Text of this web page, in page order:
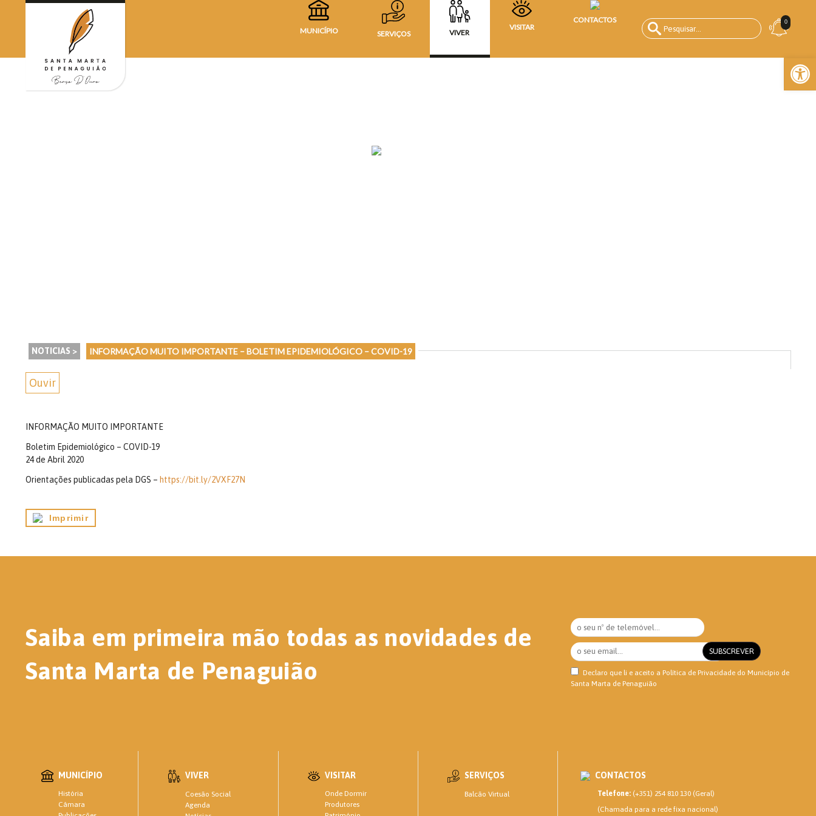
0
MUNICÍPIO SERVIÇOS VIVER
VISITAR
CONTACTOS
NOTICIAS > INFORMAÇÃO MUITO IMPORTANTE – BOLETIM EPIDEMIOLÓGICO – COVID-19
Ouvir
INFORMAÇÃO MUITO IMPORTANTE
Boletim Epidemiológico – COVID-19
24 de Abril 2020
Orientações publicadas pela DGS – https://bit.ly/2VXF27N
Imprimir
Saiba em primeira mão todas as novidades de
Santa Marta de Penaguião
Declaro que li e aceito a Política de Privacidadedo Município de
Santa Marta de Penaguião
MUNICÍPIO
História
Câmara
VIVER
Coesão Social
Agenda
VISITAR
Onde Dormir
Produtores
SERVIÇOS
Balcão Virtual
CONTACTOS
Telefone:(+351) 254 810 130 (Geral)
(Chamada para a rede fixa nacional)